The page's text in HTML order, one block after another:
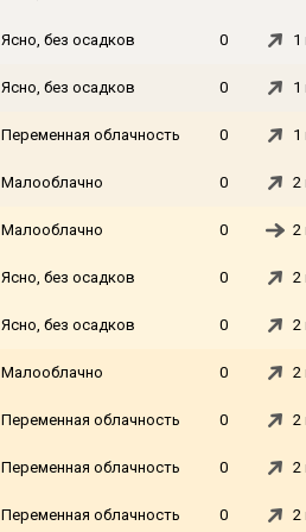
Ясно, без осадков 0 1
Ясно, без осадков 0 1
Переменная облачность 0 1
Малооблачно 0 2
Малооблачно 0 2
Ясно, без осадков 0 2
Ясно, без осадков 0 2
Малооблачно 0 2
Переменная облачность 0 2
Переменная облачность 0 2
Переменная облачность 0 2